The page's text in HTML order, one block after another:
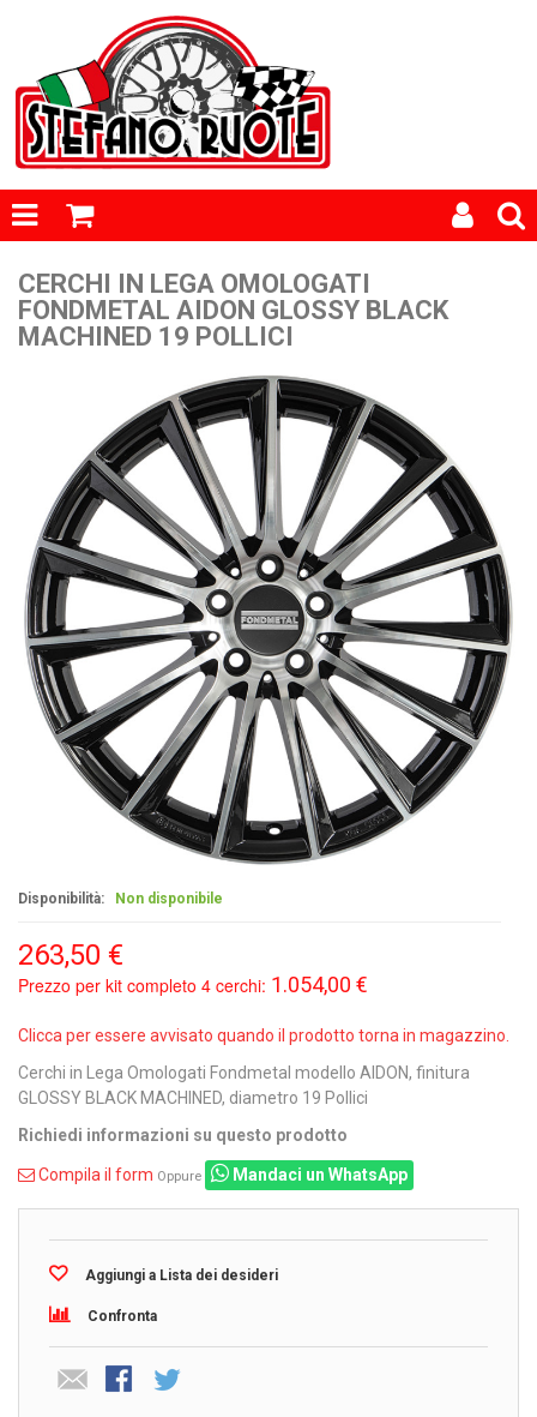
CERCHI IN LEGA OMOLOGATI
FONDMETAL AIDON GLOSSY BLACK
MACHINED 19 POLLICI
Disponibilità: Non disponibile
263,50 €
Prezzo per kit completo 4 cerchi: 1.054,00 €
Clicca per essere avvisato quando il prodotto torna in magazzino.
Cerchi in Lega Omologati Fondmetal modello AIDON, finitura
GLOSSY BLACK MACHINED, diametro 19 Pollici
Richiedi informazioni su questo prodotto
Compila il form Oppure Mandaci un WhatsApp
Aggiungi a Lista dei desideri
Confronta